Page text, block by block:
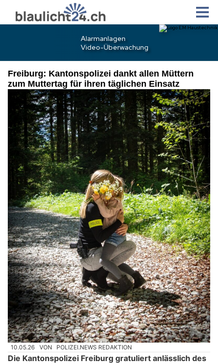
Freiburg: Kantonspolizei dankt allen Müttern
zum Muttertag für ihren täglichen Einsatz
10.05.26 VON POLIZEI.NEWS REDAKTION
Die Kantonspolizei Freiburg gratuliert anlässlich des